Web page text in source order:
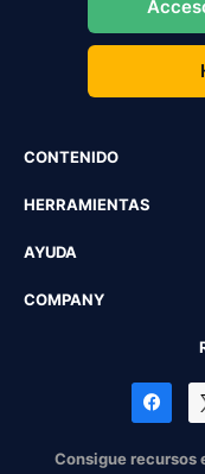
CONTENIDO
HERRAMIENTAS
AYUDA
COMPANY
Consigue recursos